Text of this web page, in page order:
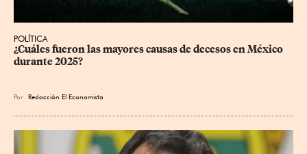
POLÍTICA
¿Cuáles fueron las mayores causas de decesos en México
durante 2025?
Por Redacción El Economista